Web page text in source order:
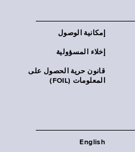
إمكانية الوصول
إخلاء المسؤولية
قانون حرية الحصول على
المعلومات (FOIL)
English